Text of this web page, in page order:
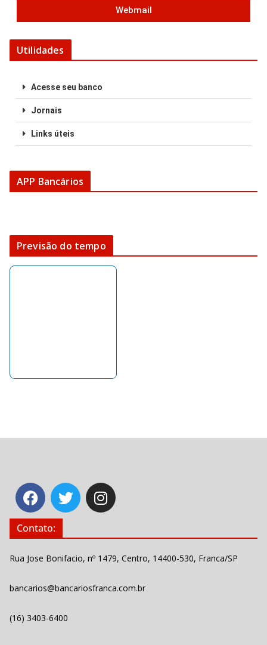
Webmail
Utilidades
Acesse seu banco
Jornais
Links úteis
APP Bancários
Previsão do tempo
Contato:
Rua Jose Bonifacio, nº 1479, Centro, 14400-530, Franca/SP
bancarios@bancariosfranca.com.br
(16) 3403-6400